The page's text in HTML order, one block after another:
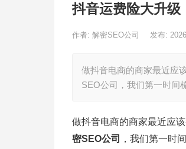
抖音运费险大升
作者: 解密SEO公司 发布:
做抖音电商的商家最近应
SEO公司，我们第一时间
做抖音电商的商家最近应
密SEO公司
，我们第一时